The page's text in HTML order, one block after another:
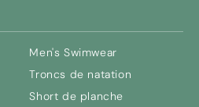
Men's Swimwear
Troncs de natation
Short de planche